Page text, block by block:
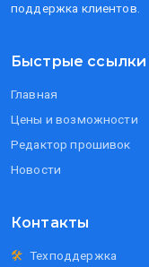
поддержка клиентов.
Быстрые ссылки
Главная
Цены и возможности
Редактор прошивок
Новости
Контакты
🛠 Техподдержка